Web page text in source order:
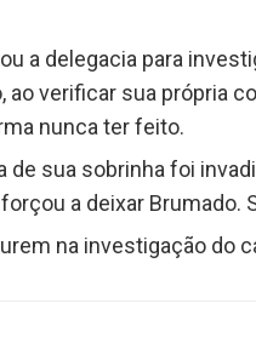
a delegacia para
verificar sua própria
nunca ter feito.
sua sobrinha foi
a deixar
na investigação do